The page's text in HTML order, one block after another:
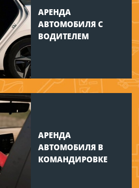
АРЕНДА
АВТОМОБИЛЯ С
ВОДИТЕЛЕМ
АРЕНДА
АВТОМОБИЛЯ В
КОМАНДИРОВКЕ